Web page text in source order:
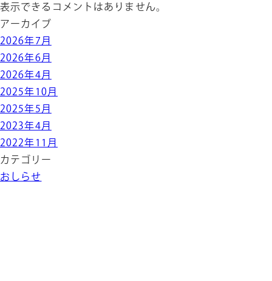
表示できるコメントはありません。
アーカイブ
2026年7月
2026年6月
2026年4月
2025年10月
2025年5月
2023年4月
2022年11月
カテゴリー
おしらせ